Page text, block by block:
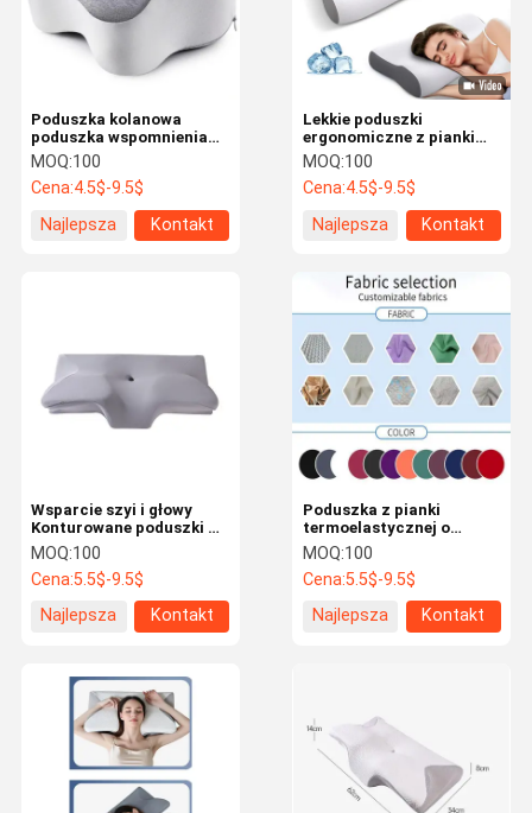
Główna
Lekkie poduszki
ergonomiczne z pianki
pamięciowej przenośne
na ból ramienia
MOQ:100
Cena:4.5$-9.5$
Najlepsza
Kontakt
Poduszka kolanowa
poduszka wspomnienia
poduszki spające między
nogami
MOQ:100
Cena:4.5$-9.5$
Najlepsza
Kontakt
Poduszka z pianki
termoelastycznej o
ergonomicznym
kształcie, nadająca się do
prania w pralce, dla
śpiących na plecach i na
boku, łatwa w pielęgnacji
MOQ:100
Cena:5.5$-9.5$
Najlepsza
Kontakt
Wsparcie szyi i głowy
Konturowane poduszki z
pianki pamięciowej
Maszyna do prania
pokrywa wygodna metoda
prania wliczona
MOQ:100
Cena:5.5$-9.5$
Najlepsza
Kontakt